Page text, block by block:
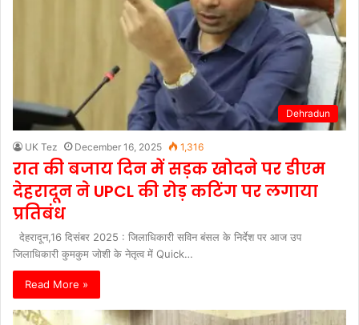
Dehradun
UK Tez December 16, 2025 1,316
रात की बजाय दिन में सड़क खोदने पर डीएम
देहरादून ने UPCL की रोड़ कटिंग पर लगाया
प्रतिबंध
देहरादून,16 दिसंबर 2025 : जिलाधिकारी सविन बंसल के निर्देश पर आज उप
जिलाधिकारी कुमकुम जोशी के नेतृत्व में Quick…
Read More »